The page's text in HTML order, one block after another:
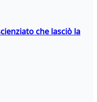
che lasciò la